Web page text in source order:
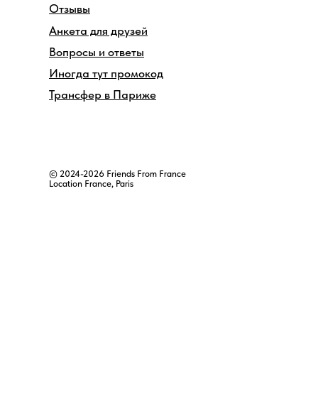
© 2024-2026 Friends From France
Location France, Paris
Отзывы
Анкета для друзей
Вопросы и ответы
Иногда тут промокод
Трансфер в Париже